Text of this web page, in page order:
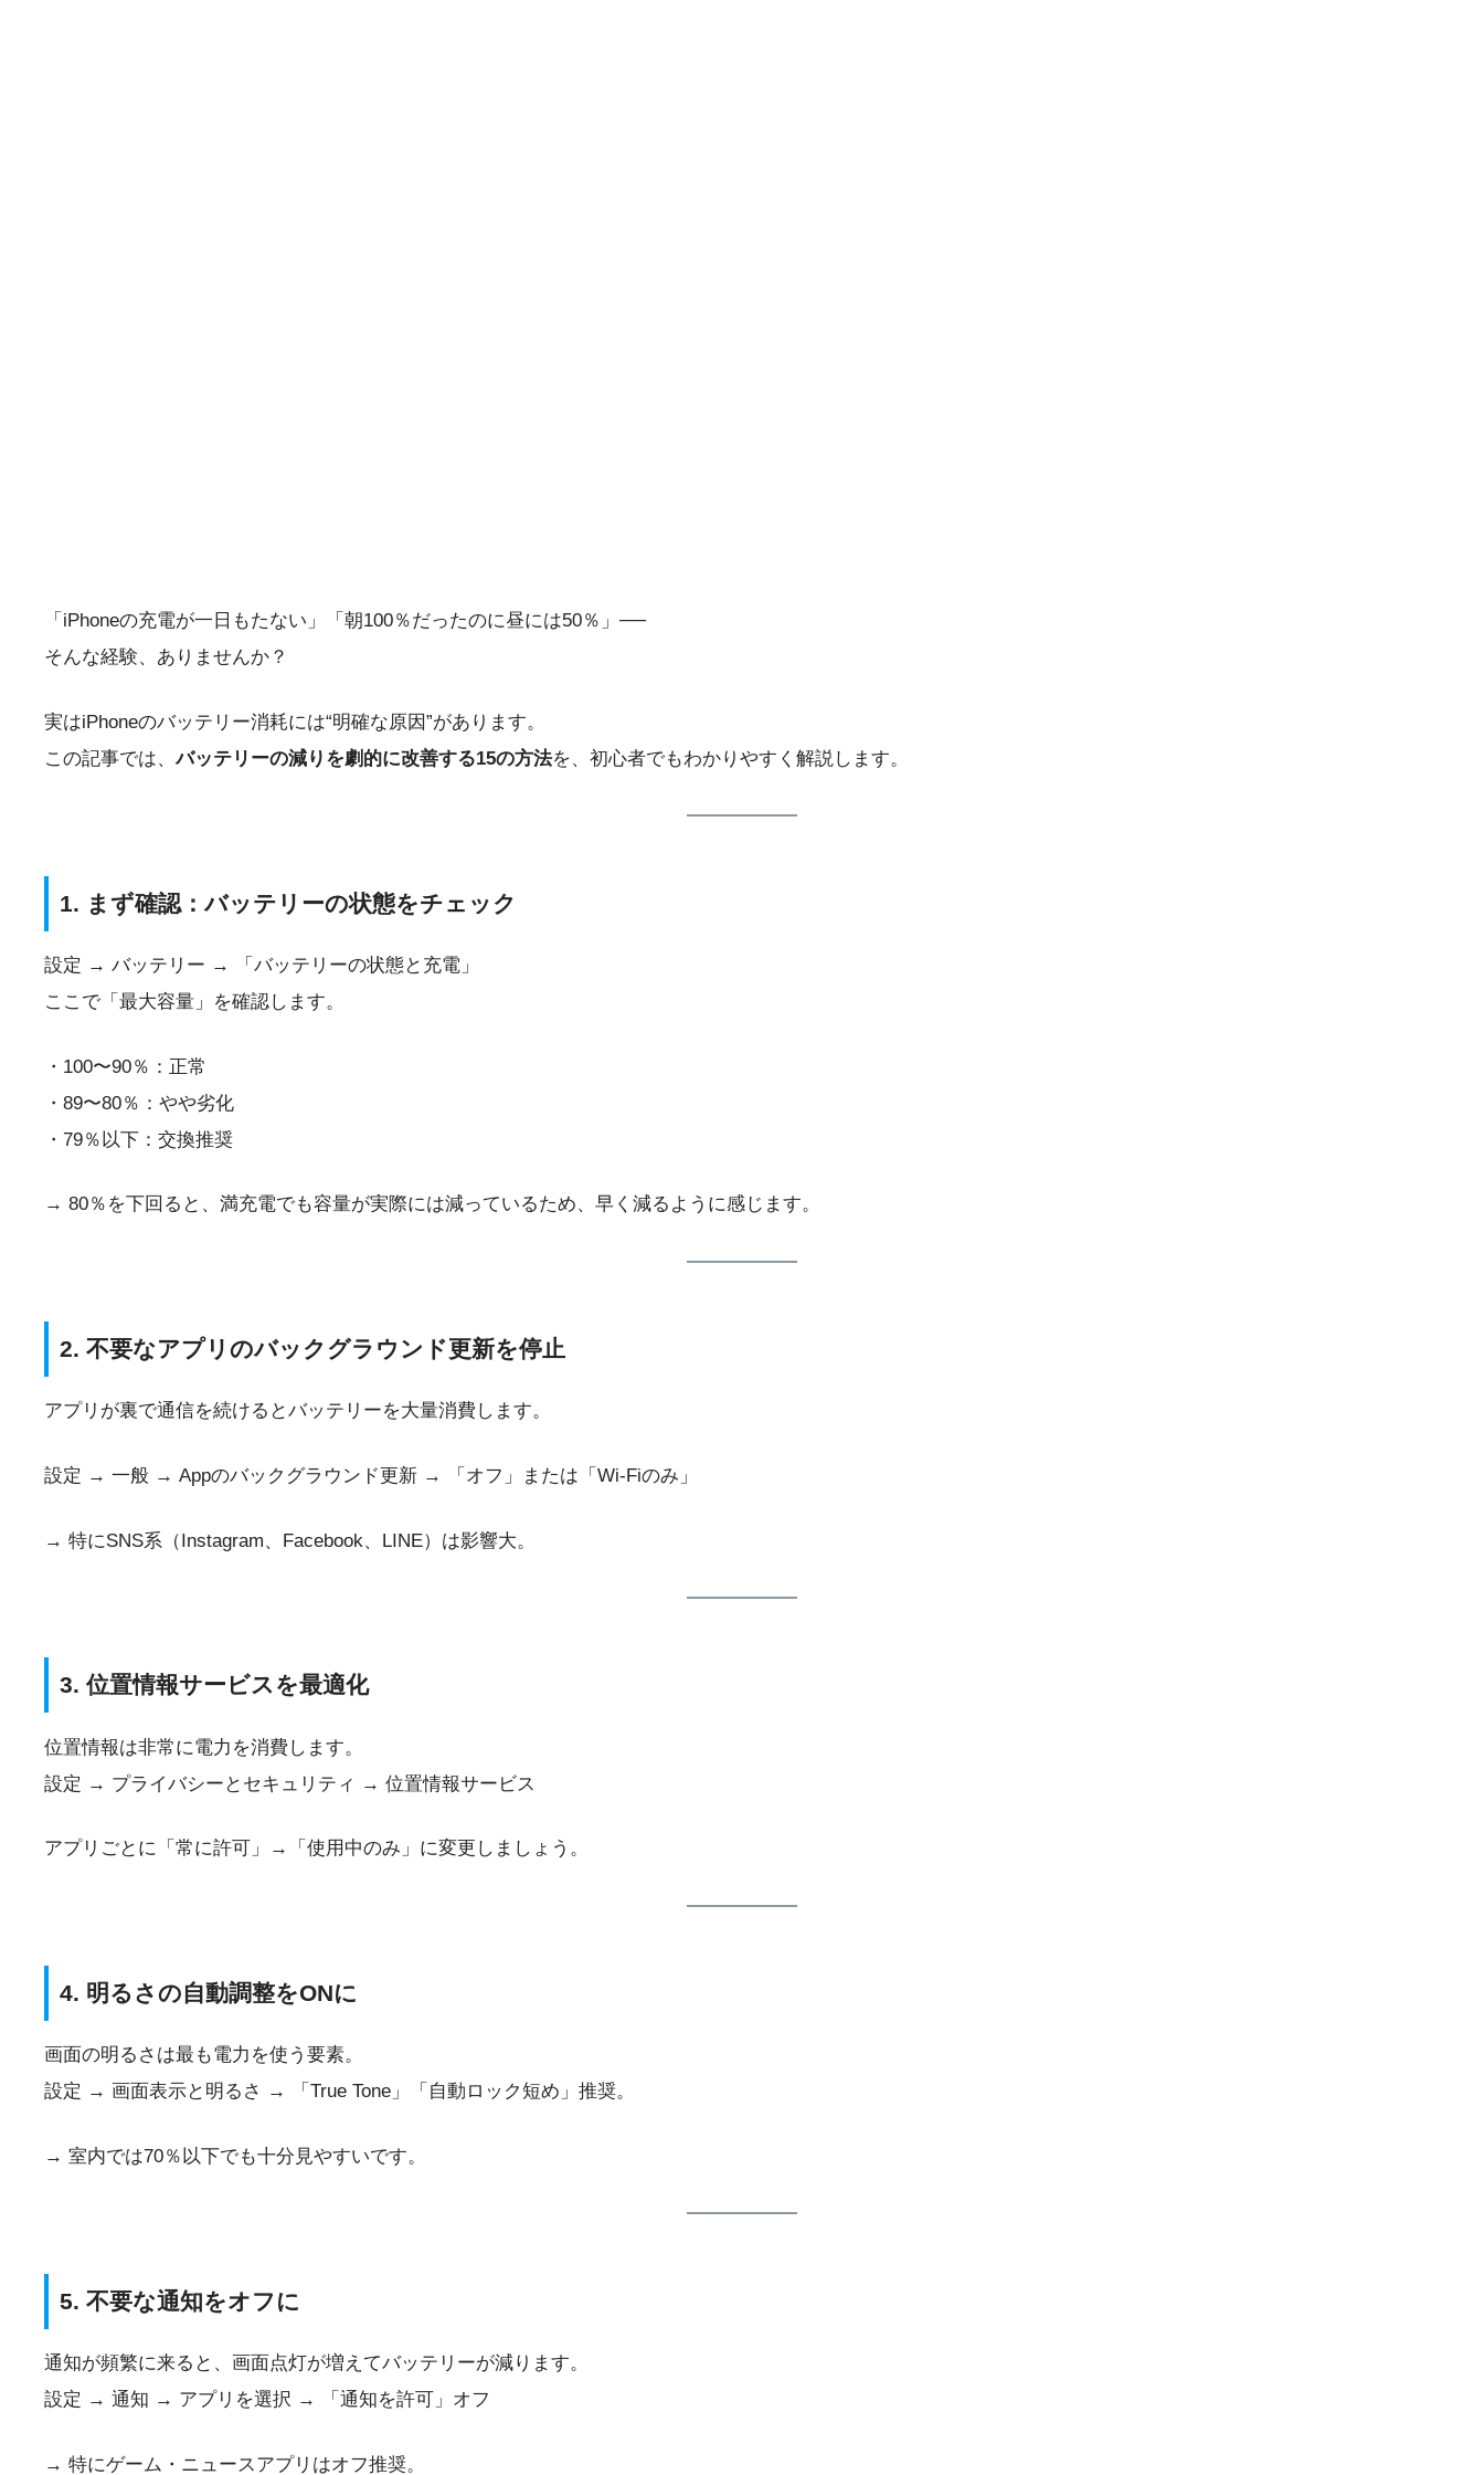
「iPhoneの充電が一日もたない」「朝100％だったのに昼には50％」──
そんな経験、ありませんか？
実はiPhoneのバッテリー消耗には“明確な原因”があります。
この記事では、バッテリーの減りを劇的に改善する15の方法を、初心者でもわかりやすく解説します。
1. まず確認：バッテリーの状態をチェック
設定 → バッテリー → 「バッテリーの状態と充電」
ここで「最大容量」を確認します。
・100〜90％：正常
・89〜80％：やや劣化
・79％以下：交換推奨
→ 80％を下回ると、満充電でも容量が実際には減っているため、早く減るように感じます。
2. 不要なアプリのバックグラウンド更新を停止
アプリが裏で通信を続けるとバッテリーを大量消費します。
設定 → 一般 → Appのバックグラウンド更新 → 「オフ」または「Wi-Fiのみ」
→ 特にSNS系（Instagram、Facebook、LINE）は影響大。
3. 位置情報サービスを最適化
位置情報は非常に電力を消費します。
設定 → プライバシーとセキュリティ → 位置情報サービス
アプリごとに「常に許可」→「使用中のみ」に変更しましょう。
4. 明るさの自動調整をONに
画面の明るさは最も電力を使う要素。
設定 → 画面表示と明るさ → 「True Tone」「自動ロック短め」推奨。
→ 室内では70％以下でも十分見やすいです。
5. 不要な通知をオフに
通知が頻繁に来ると、画面点灯が増えてバッテリーが減ります。
設定 → 通知 → アプリを選択 → 「通知を許可」オフ
→ 特にゲーム・ニュースアプリはオフ推奨。